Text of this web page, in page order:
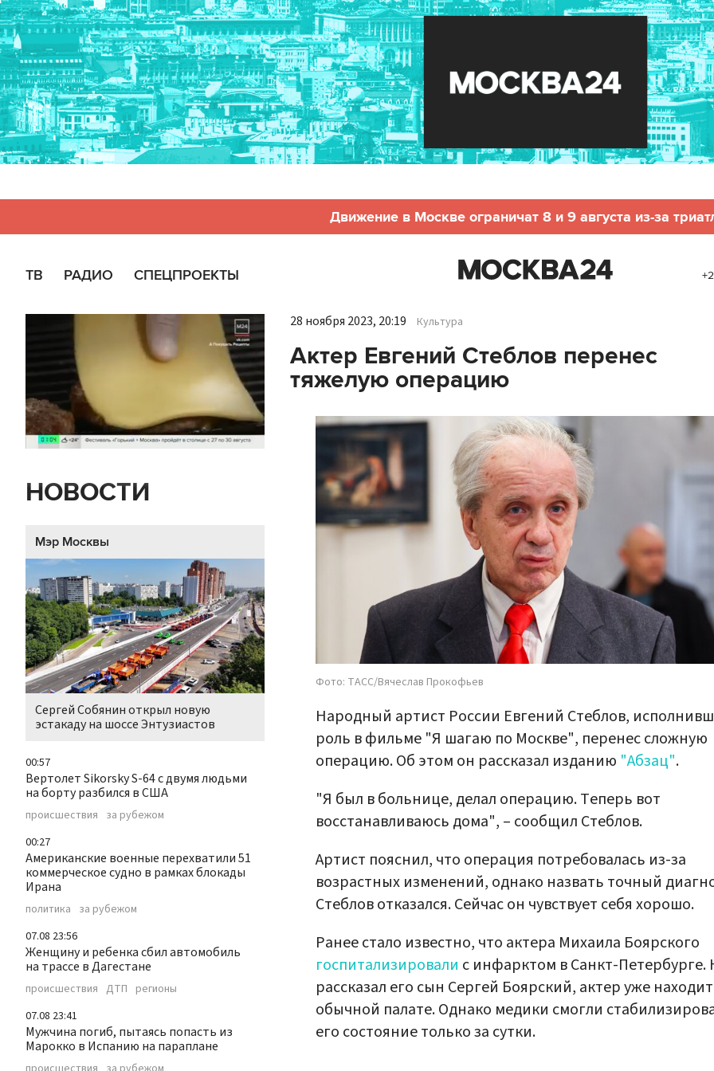
Движение в Москве ограничат 8 и 9 августа из-за
ТВ РАДИО СПЕЦПРОЕКТЫ
НОВОСТИ
Мэр Москвы
Сергей Собянин открыл новую
эстакаду на шоссе Энтузиастов
00:57
Вертолет Sikorsky S-64 с двумя людьми
на борту разбился в США
происшествия за рубежом
00:27
Американские военные перехватили 51
коммерческое судно в рамках блокады
Ирана
политика за рубежом
07.08 23:56
Женщину и ребенка сбил автомобиль
на трассе в Дагестане
происшествия ДТП регионы
07.08 23:41
Мужчина погиб, пытаясь попасть из
Марокко в Испанию на параплане
28 ноября 2023, 20:19 Культура
Актер Евгений Стеблов перенес
тяжелую операцию
Фото: ТАСС/Вячеслав Прокофьев
Народный артист России Евгений Стеблов,
роль в фильме "Я шагаю по Москве", перенес сложную
операцию. Об этом он рассказал изданию "Абзац".
"Я был в больнице, делал операцию. Теперь вот
восстанавливаюсь дома", – сообщил Стеблов.
Артист пояснил, что операция потребовалась из-за
возрастных изменений, однако назвать точный
Стеблов отказался. Сейчас он чувствует себя хорошо.
Ранее стало известно, что актера Михаила Боярского
госпитализировали с инфарктом в Санкт-Петербурге.
рассказал его сын Сергей Боярский, актер уже
обычной палате. Однако медики смогли
его состояние только за сутки.